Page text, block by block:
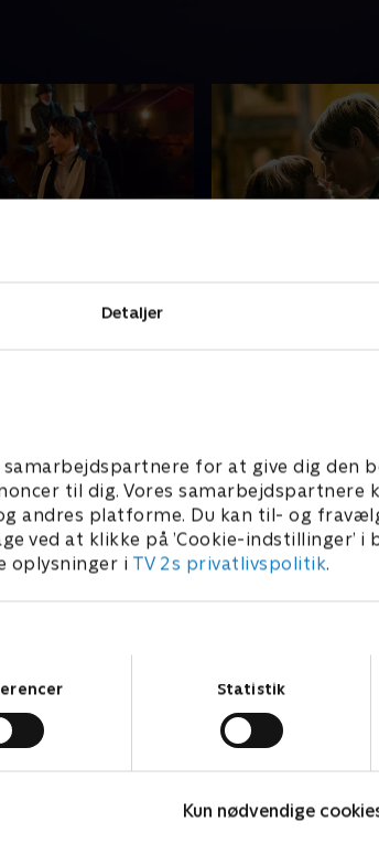
Detaljer
for at give dig den
til dig. Vores samarbejdspartnere
andres platforme. Du kan til- og
ved at klikke på ’Cookie-indstillinger’ i
oplysninger i TV 2s privatlivspolitik.
Statistik
Kun nødvendige
i et syn.
Ethan, sir Malcolm